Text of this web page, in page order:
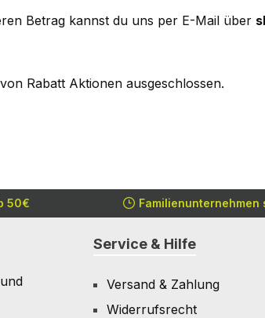
Betrag kannst du uns per E-Mail über
Rabatt Aktionen ausgeschlossen.
50€ Familienunternehmen
Service & Hilfe
Versand & Zahlung
Widerrufsrecht